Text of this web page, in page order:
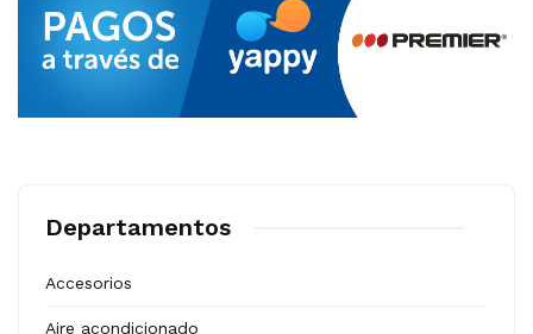
Departamentos
Accesorios
Aire acondicionado